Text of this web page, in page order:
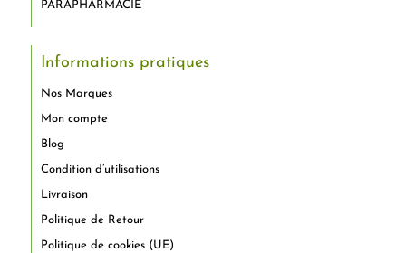
PARAPHARMACIE
Informations pratiques
Nos Marques
Mon compte
Blog
Condition d’utilisations
Livraison
Politique de Retour
Politique de cookies (UE)